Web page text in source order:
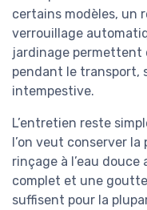
certains modèles, un
verrouillage
jardinage permettent
pendant le transport,
intempestive.
L’entretien reste
l’on veut conserver la
rinçage à l’eau
complet et une goutte
suffisent pour la